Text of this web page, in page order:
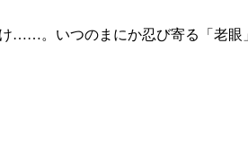
……。いつのまにか忍び寄る「老